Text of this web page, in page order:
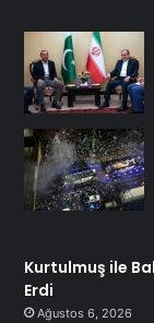
Kurtulmuş ile
Erdi
Ağustos 6, 2026